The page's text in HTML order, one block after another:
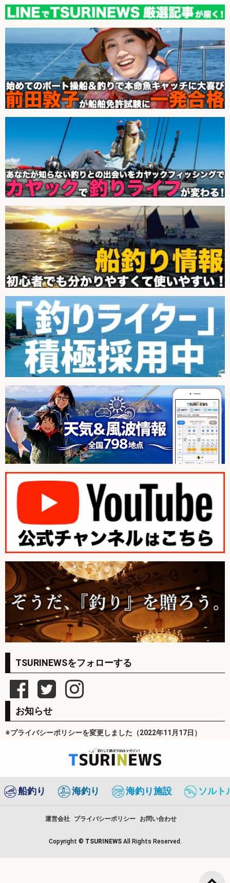
TSURINEWSをフォローする
お知らせ
※プライバシーポリシーを変更しました（2022年11月17日）
船釣り 海釣り 海釣り施設 ソルト
運営会社 プライバシーポリシー お問い合わせ
Copyright © TSURINEWS All Rights Reserved.